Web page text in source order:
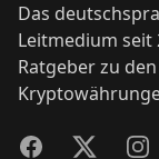
Das
Leitmedium seit
Ratgeber zu
FacebookTwitter